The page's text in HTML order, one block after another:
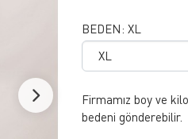
BEDEN: XL
Firmamız boy ve
bedeni gönderebilir.